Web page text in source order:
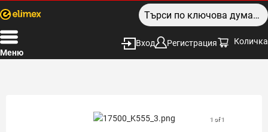
Меню
Вход Регистрация Количка
1 of 1